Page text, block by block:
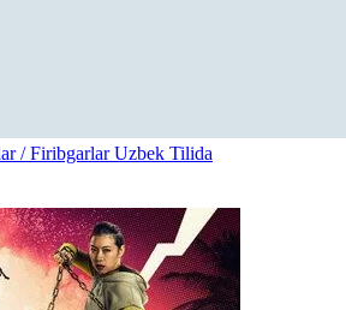
/ Firibgarlar Uzbek Tilida